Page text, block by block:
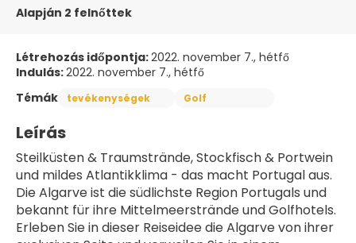
Alapján 2 felnőttek
Létrehozás időpontja:2022. november 7., hétfő
Indulás:2022. november 7., hétfő
Témák
tevékenységek Golf
Leírás
Steilküsten & Traumstrände, Stockfisch & Portwein
und mildes Atlantikklima - das macht Portugal aus.
Die Algarve ist die südlichste Region Portugals und
bekannt für ihre Mittelmeerstrände und Golfhotels.
Erleben Sie in dieser Reiseidee die Algarve von ihrer